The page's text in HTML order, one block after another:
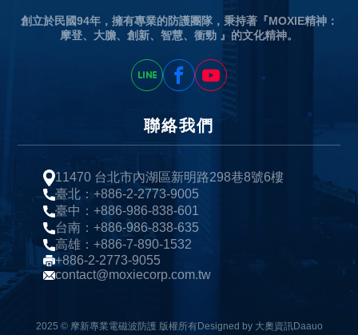
創立於民國94年，擁有專業的防護團隊，秉持著『MOXIE精神：
摩登、大膽、創新、智慧、衝勁 』的文化精神。
聯絡我們
11470 台北市內湖區新明路298巷8號6樓
臺北：+886-2-2773-9005
臺中：+886-986-838-601
台南：+886-986-838-635
高雄：+886-7-890-1532
+886-2-2773-9055
contact@moxiecorp.com.tw
2025 © 摩新專業電磁波防護 版權所有Designed by 大奧資訊Daauo